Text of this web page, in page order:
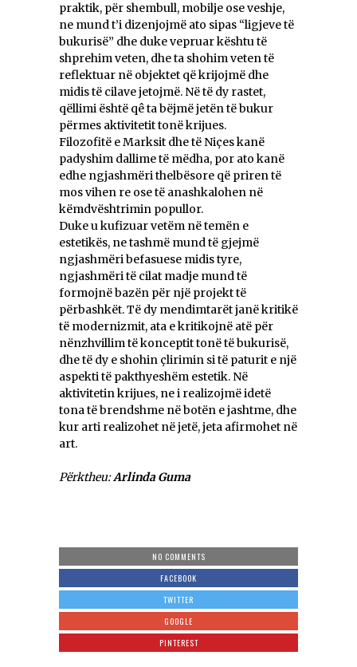
praktik, për shembull, mobilje ose veshje,
ne mund t’i dizenjojmë ato sipas “ligjeve të
bukurisë” dhe duke vepruar kështu të
shprehim veten, dhe ta shohim veten të
reflektuar në objektet që krijojmë dhe
midis të cilave jetojmë. Në të dy rastet,
qëllimi është qê ta bëjmë jetën të bukur
përmes aktivitetit tonë krijues.
Filozofitë e Marksit dhe të Niçes kanë
padyshim dallime të mëdha, por ato kanë
edhe ngjashmëri thelbësore që priren të
mos vihen re ose të anashkalohen në
këmdvështrimin popullor.
Duke u kufizuar vetëm në temën e
estetikës, ne tashmë mund të gjejmë
ngjashmëri befasuese midis tyre,
ngjashmëri të cilat madje mund të
formojnë bazën për një projekt të
përbashkët. Të dy mendimtarët janë kritikë
të modernizmit, ata e kritikojnë atë për
nënzhvillim të konceptit tonë të bukurisë,
dhe të dy e shohin çlirimin si të paturit e një
aspekti të pakthyeshëm estetik. Në
aktivitetin krijues, ne i realizojmë idetë
tona të brendshme në botën e jashtme, dhe
kur arti realizohet në jetë, jeta afirmohet në
art.
Përktheu:Arlinda Guma
NO COMMENTS
FACEBOOK
TWITTER
GOOGLE
PINTEREST